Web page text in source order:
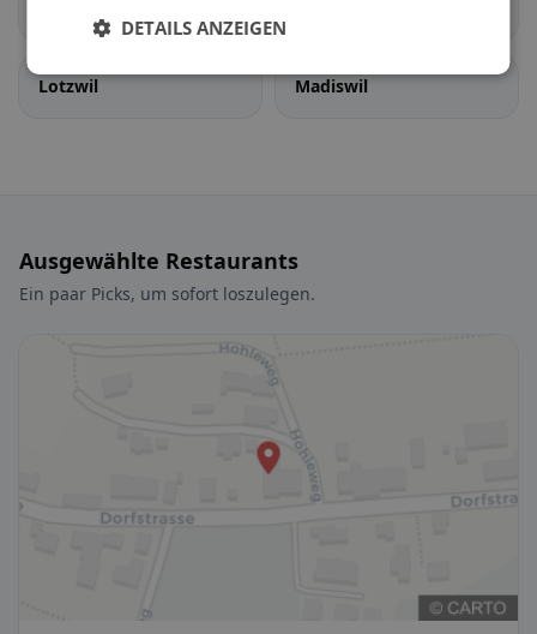
Lotzwil Madiswil
Ausgewählte Restaurants
Ein paar Picks, um sofort loszulegen.
DETAILS ANZEIGEN